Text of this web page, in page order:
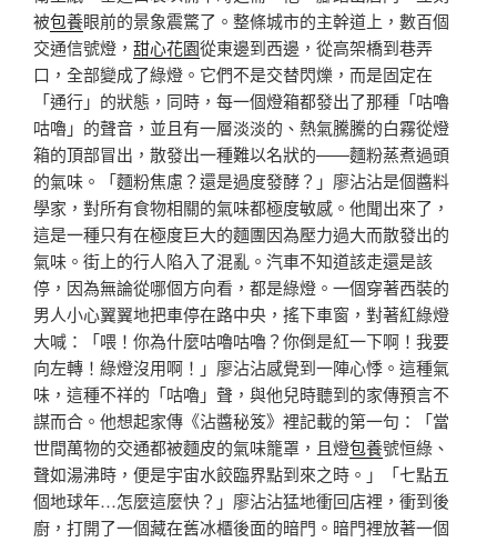
被包養眼前的景象震驚了。整條城市的主幹道上，數百個
交通信號燈， 甜心花園從東邊到西邊，從高架橋到巷弄
口，全部變成了綠燈。它們不是交替閃爍，而是固定在
「通行」的狀態，同時，每一個燈箱都發出了那種「咕嚕
咕嚕」的聲音，並且有一層淡淡的、熱氣騰騰的白霧從燈
箱的頂部冒出，散發出一種難以名狀的——麵粉蒸煮過頭
的氣味。「麵粉焦慮？還是過度發酵？」廖沾沾是個醬料
學家，對所有食物相關的氣味都極度敏感。他聞出來了，
這是一種只有在極度巨大的麵團因為壓力過大而散發出的
氣味。街上的行人陷入了混亂。汽車不知道該走還是該
停，因為無論從哪個方向看，都是綠燈。一個穿著西裝的
男人小心翼翼地把車停在路中央，搖下車窗，對著紅綠燈
大喊：「喂！你為什麼咕嚕咕嚕？你倒是紅一下啊！我要
向左轉！綠燈沒用啊！」廖沾沾感覺到一陣心悸。這種氣
味，這種不祥的「咕嚕」聲，與他兒時聽到的家傳預言不
謀而合。他想起家傳《沾醬秘笈》裡記載的第一句：「當
世間萬物的交通都被麵皮的氣味籠罩，且燈包養號恒綠、
聲如湯沸時，便是宇宙水餃臨界點到來之時。」「七點五
個地球年…怎麼這麼快？」廖沾沾猛地衝回店裡，衝到後
廚，打開了一個藏在舊冰櫃後面的暗門。暗門裡放著一個